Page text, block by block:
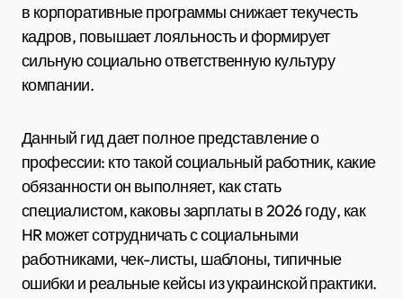
в корпоративные программы снижает текучесть
кадров, повышает лояльность и формирует
сильную социально ответственную культуру
компании.
Данный гид дает полное представление о
профессии: кто такой социальный работник, какие
обязанности он выполняет, как стать
специалистом, каковы зарплаты в 2026 году, как
HR может сотрудничать с социальными
работниками, чек-листы, шаблоны, типичные
ошибки и реальные кейсы из украинской практики.